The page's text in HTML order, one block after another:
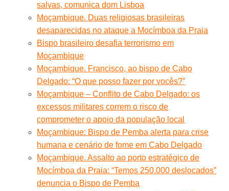
salvas, comunica dom Lisboa
Moçambique. Duas religiosas brasileiras
desaparecidas no ataque a Mocímboa da Praia
Bispo brasileiro desafia terrorismo em
Moçambique
Moçambique. Francisco, ao bispo de Cabo
Delgado: “O que posso fazer por vocês?”
Moçambique – Conflito de Cabo Delgado: os
excessos militares correm o risco de
comprometer o apoio da população local
Moçambique: Bispo de Pemba alerta para crise
humana e cenário de fome em Cabo Delgado
Moçambique. Assalto ao porto estratégico de
Mocímboa da Praia: “Temos 250.000 deslocados”
denuncia o Bispo de Pemba